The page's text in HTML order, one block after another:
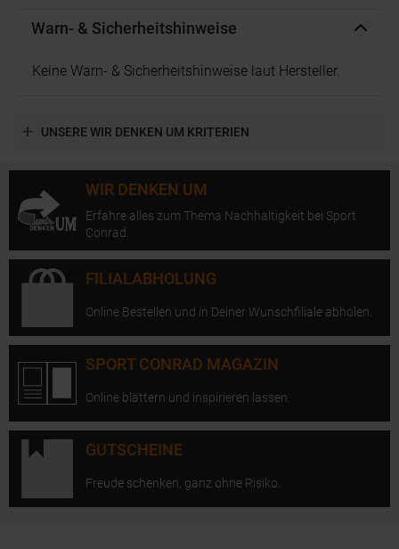
Warn- & Sicherheitshinweise
Keine Warn- & Sicherheitshinweise laut Hersteller.
UNSERE WIR DENKEN UM KRITERIEN
WIR DENKEN UM
Erfahre alles zum Thema Nachhaltigkeit bei Sport
Conrad.
FILIALABHOLUNG
Online Bestellen und in Deiner Wunschfiliale abholen.
SPORT CONRAD MAGAZIN
Online blättern und inspirieren lassen.
GUTSCHEINE
Freude schenken, ganz ohne Risiko.